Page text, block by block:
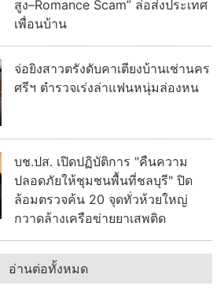
สูง–Romance Scam” ล่อส่งประเทศ
เพื่อนบ้าน
จ่อยิงสาวตรังดับคาเตียงบ้านเช่านคร
ศรีฯ ตำรวจเร่งล่าแฟนหนุ่มล่องหน
บช.ปส. เปิดปฏิบัติการ "คืนความ
ปลอดภัยให้ชุมชนพื้นที่ชลบุรี" ปิด
ล้อมตรวจค้น 20 จุดทั่วห้วยใหญ่
กวาดล้างเครือข่ายยาเสพติด
อ่านต่อทั้งหมด